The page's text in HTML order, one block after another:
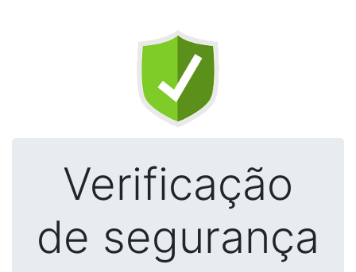
Verificação
de segurança